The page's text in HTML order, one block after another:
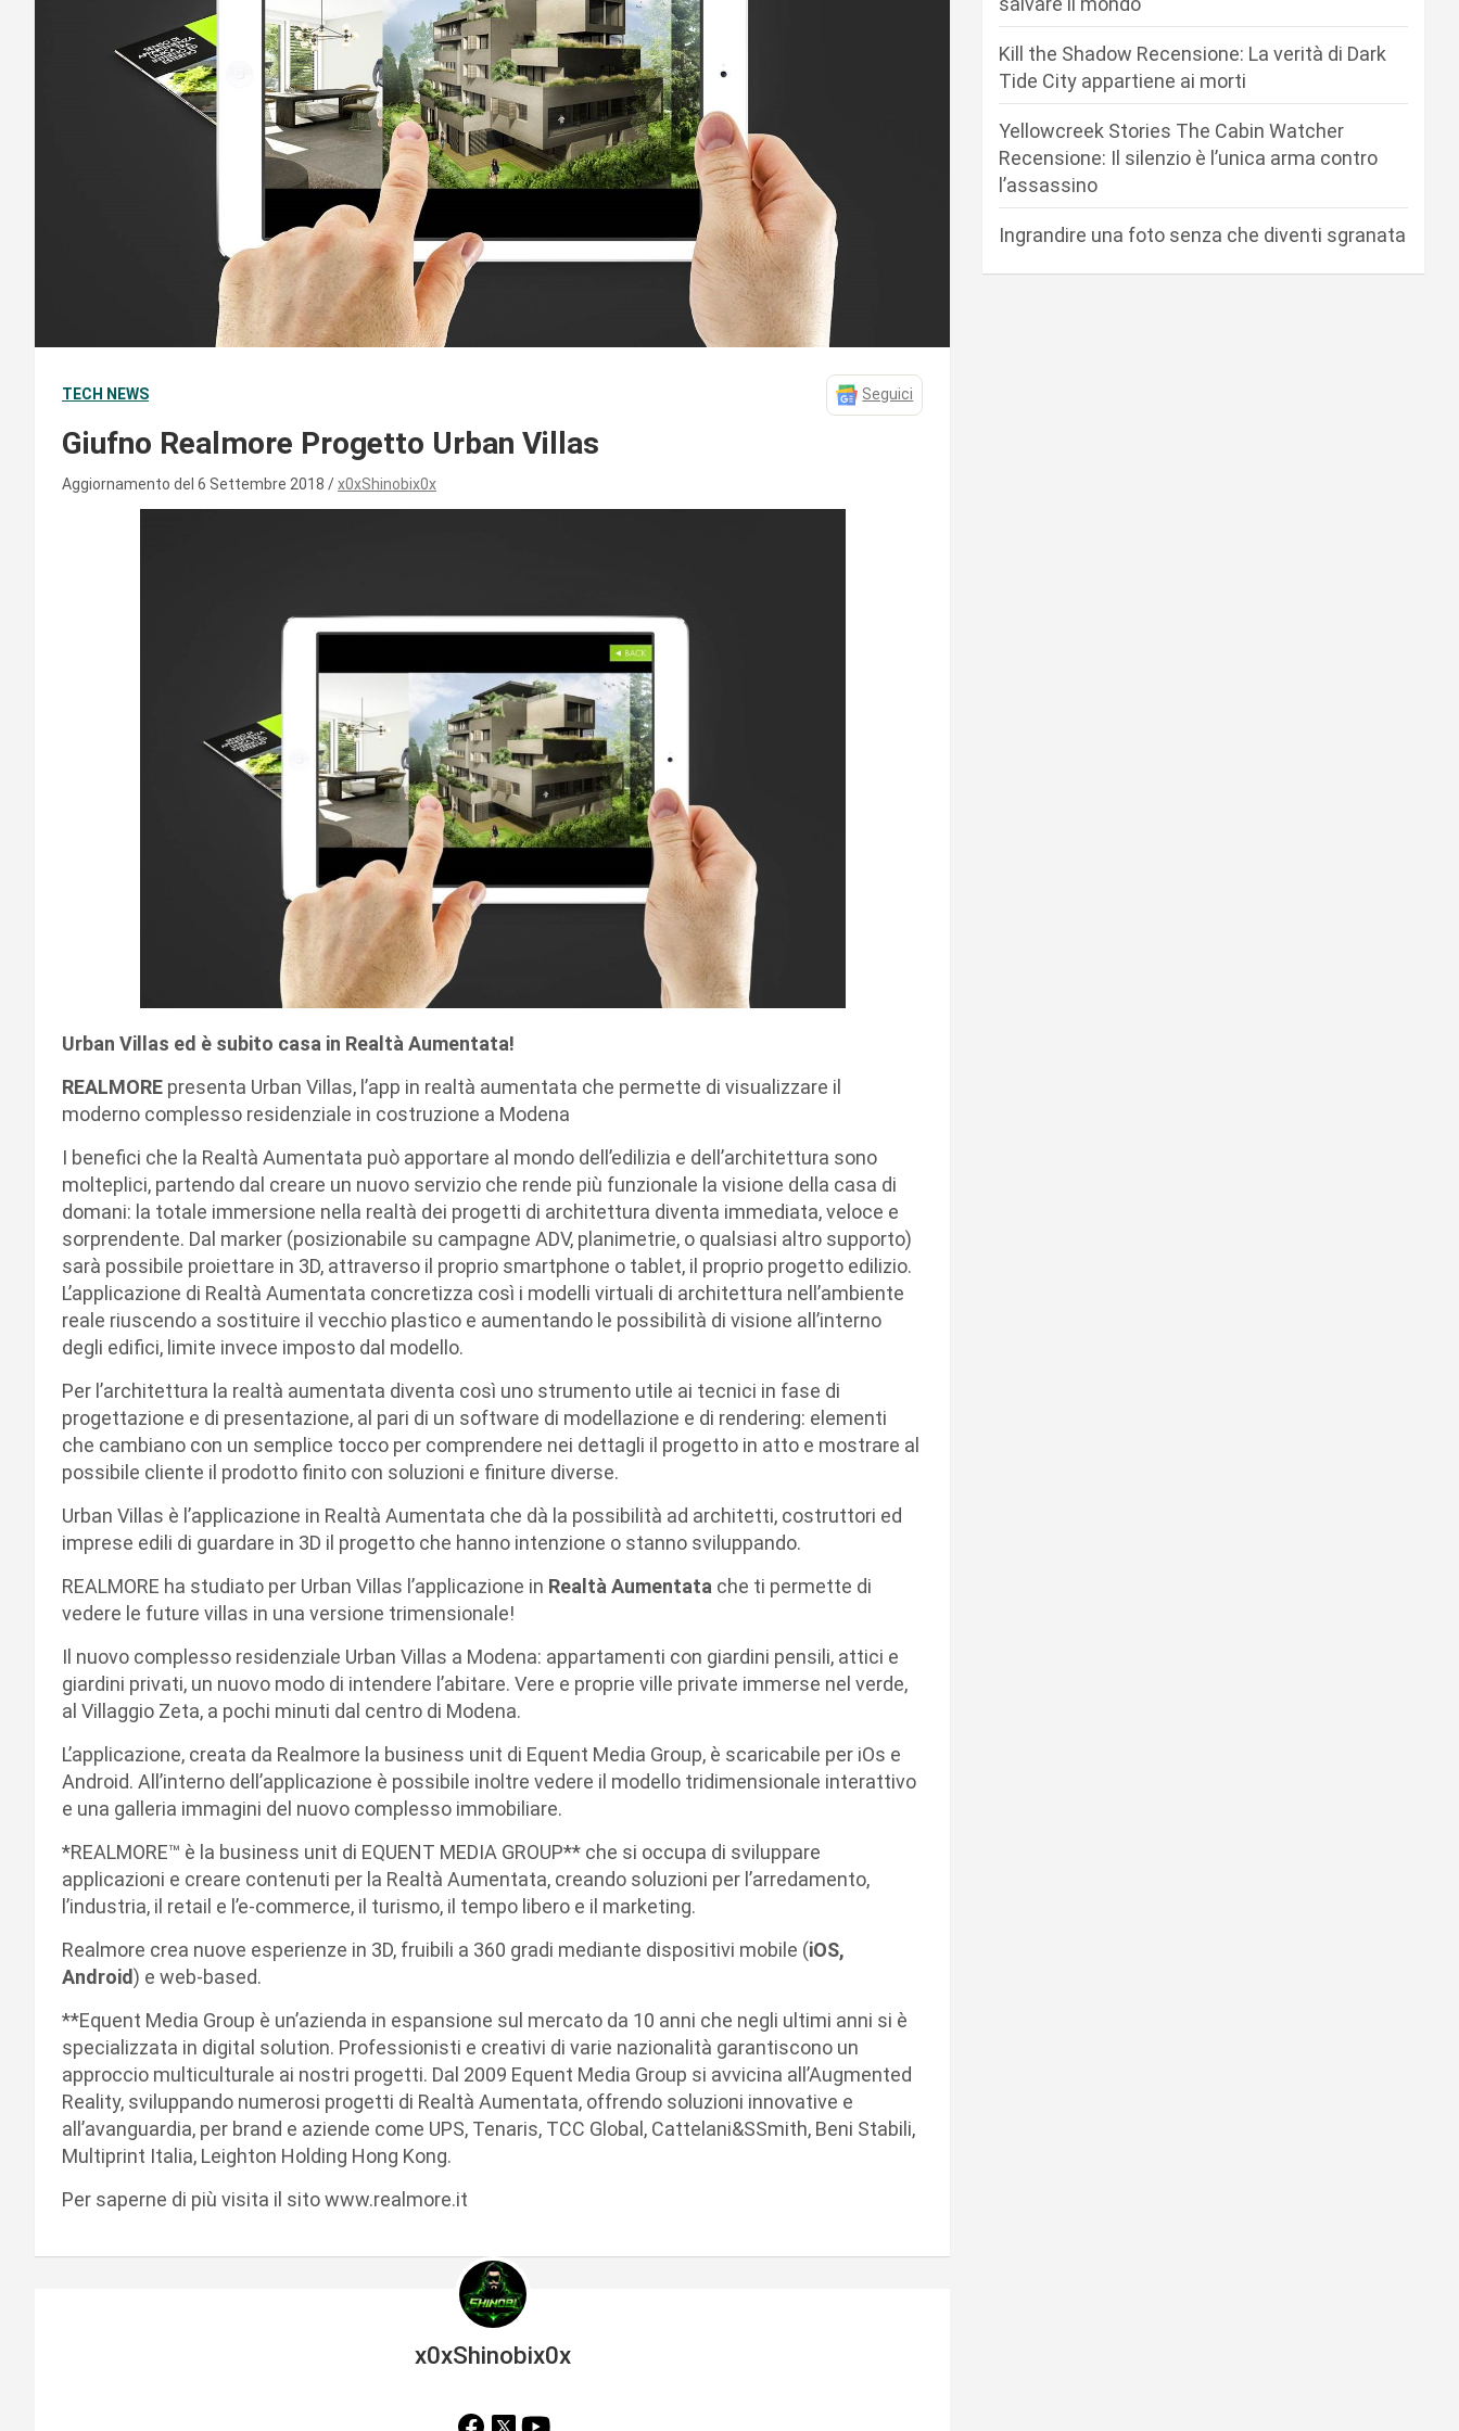
TECH NEWS Seguici
Giufno Realmore Progetto Urban Villas
Aggiornamento del 6 Settembre 2018 x0xShinobix0x
Urban Villas ed è subito casa in Realtà Aumentata!
REALMORE presenta Urban Villas, l’app in realtà aumentata che permette di visualizzare il
moderno complesso residenziale in costruzione a Modena
I benefici che la Realtà Aumentata può apportare al mondo dell’edilizia e dell’architettura sono
molteplici, partendo dal creare un nuovo servizio che rende più funzionale la visione della casa di
domani: la totale immersione nella realtà dei progetti di architettura diventa immediata, veloce e
sorprendente. Dal marker (posizionabile su campagne ADV, planimetrie, o qualsiasi altro supporto)
sarà possibile proiettare in 3D, attraverso il proprio smartphone o tablet, il proprio progetto edilizio.
L’applicazione di Realtà Aumentata concretizza così i modelli virtuali di architettura nell’ambiente
reale riuscendo a sostituire il vecchio plastico e aumentando le possibilità di visione all’interno
degli edifici, limite invece imposto dal modello.
Per l’architettura la realtà aumentata diventa così uno strumento utile ai tecnici in fase di
progettazione e di presentazione, al pari di un software di modellazione e di rendering: elementi
che cambiano con un semplice tocco per comprendere nei dettagli il progetto in atto e mostrare al
possibile cliente il prodotto finito con soluzioni e finiture diverse.
Urban Villas è l’applicazione in Realtà Aumentata che dà la possibilità ad architetti, costruttori ed
imprese edili di guardare in 3D il progetto che hanno intenzione o stanno sviluppando.
REALMORE ha studiato per Urban Villas l’applicazione in Realtà Aumentata che ti permette di
vedere le future villas in una versione trimensionale!
Il nuovo complesso residenziale Urban Villas a Modena: appartamenti con giardini pensili, attici e
giardini privati, un nuovo modo di intendere l’abitare. Vere e proprie ville private immerse nel verde,
al Villaggio Zeta, a pochi minuti dal centro di Modena.
L’applicazione, creata da Realmore la business unit di Equent Media Group, è scaricabile per iOs e
Android. All’interno dell’applicazione è possibile inoltre vedere il modello tridimensionale interattivo
e una galleria immagini del nuovo complesso immobiliare.
*REALMORE™ è la business unit di EQUENT MEDIA GROUP** che si occupa di sviluppare
applicazioni e creare contenuti per la Realtà Aumentata, creando soluzioni per l’arredamento,
l’industria, il retail e l’e-commerce, il turismo, il tempo libero e il marketing.
Realmore crea nuove esperienze in 3D, fruibili a 360 gradi mediante dispositivi mobile (iOS,
Android) e web-based.
**Equent Media Group è un’azienda in espansione sul mercato da 10 anni che negli ultimi anni si è
specializzata in digital solution. Professionisti e creativi di varie nazionalità garantiscono un
approccio multiculturale ai nostri progetti. Dal 2009 Equent Media Group si avvicina all’Augmented
Reality, sviluppando numerosi progetti di Realtà Aumentata, offrendo soluzioni innovative e
all’avanguardia, per brand e aziende come UPS, Tenaris, TCC Global, Cattelani&SSmith, Beni Stabili,
Multiprint Italia, Leighton Holding Hong Kong.
Per saperne di più visita il sito www.realmore.it
x0xShinobix0x
Kill the Shadow Recensione: La verità di Dark
Tide City appartiene ai morti
Yellowcreek Stories The Cabin Watcher
Recensione: Il silenzio è l’unica arma contro
l’assassino
Ingrandire una foto senza che diventi sgranata